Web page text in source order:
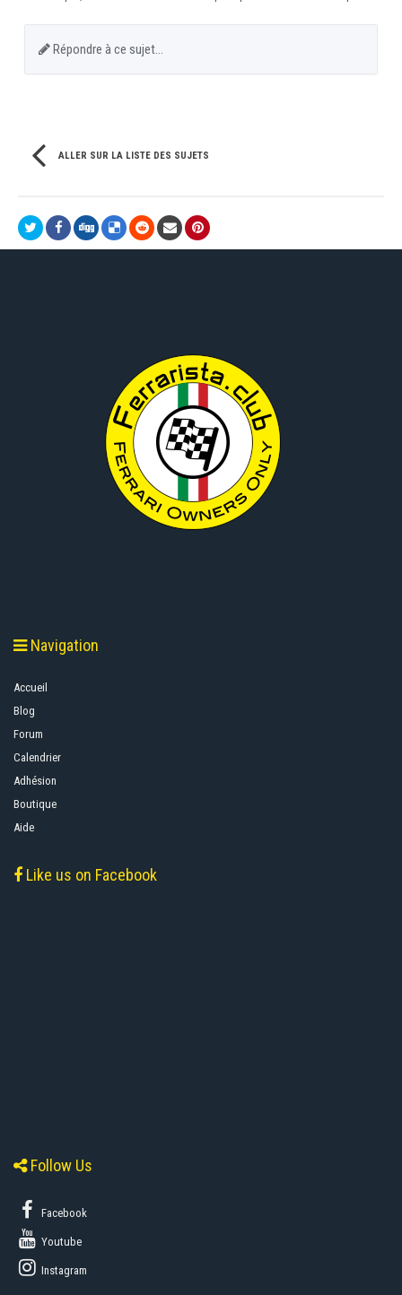
Répondre à ce sujet…
ALLER SUR LA LISTE DES SUJETS
Navigation
Accueil
Blog
Forum
Calendrier
Adhésion
Boutique
Aide
Like us on Facebook
Follow Us
Facebook
Youtube
Instagram